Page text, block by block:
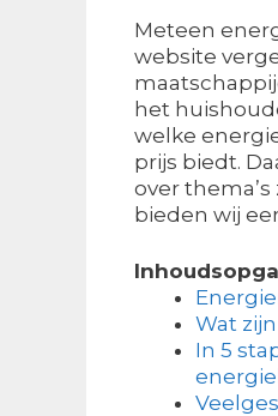
Meteen
website
het
welke
prijs biedt.
over
bieden wij
Wat
In 5